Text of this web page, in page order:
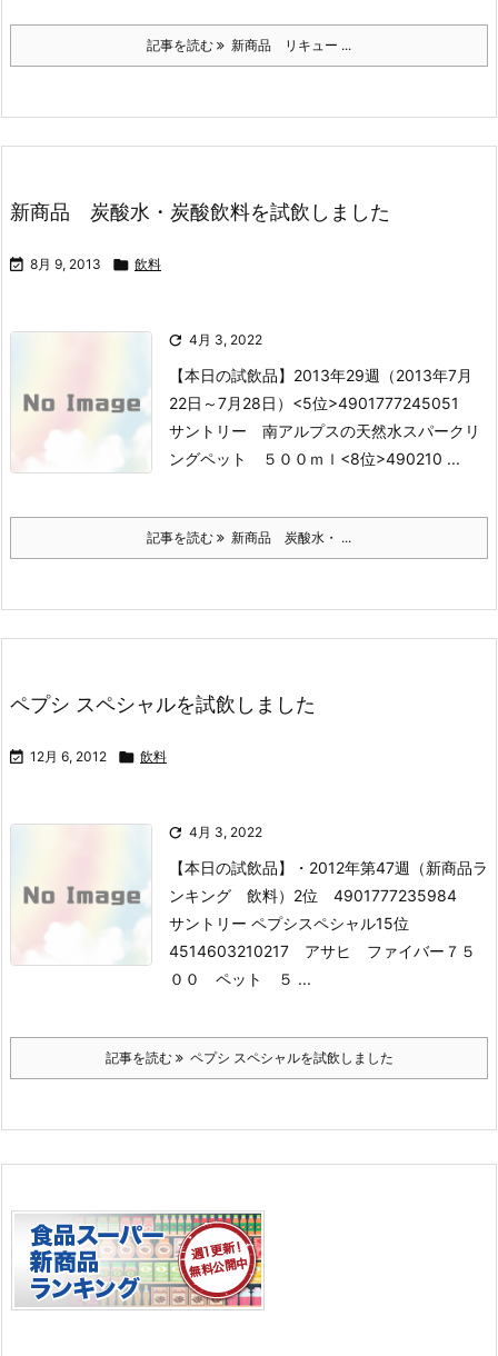
記事を読む 新商品 リキュー ...
新商品 炭酸水・炭酸飲料を試飲しました
 8月 9, 2013  飲料
 4月 3, 2022
【本日の試飲品】2013年29週（2013年7月
22日～7月28日） <5位>4901777245051
サントリー 南アルプスの天然水スパークリ
ングペット ５００ｍｌ <8位>490210 ...
記事を読む 新商品 炭酸水・ ...
ペプシ スペシャルを試飲しました
 12月 6, 2012  飲料
 4月 3, 2022
【本日の試飲品】
・2012年第47週（新商品ラ
ンキング 飲料） 2位 4901777235984
サントリー ペプシスペシャル15位
4514603210217 アサヒ ファイバー７５
００ ペット ５ ...
記事を読む ペプシ スペシャルを試飲しました